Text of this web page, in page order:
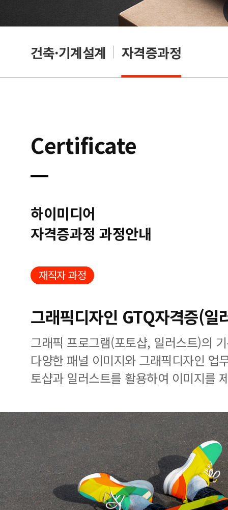
건축·기계설계 자격증과정
Certificate
하이미디어
자격증과정 과정안내
재직자 과정
그래픽디자인 GTQ자격증(일
그래픽 프로그램(포토샵, 일러스트)의
다양한 패널 이미지와 그래픽디자인 업
토샵과 일러스트를 활용하여 이미지를